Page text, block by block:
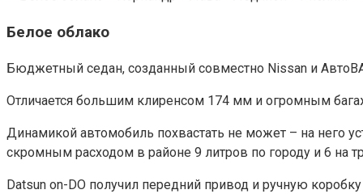
Белое облако
Бюджетный седан, созданный совместно Nissan и
Отличается большим клиренсом 174 мм и огромным
Динамикой автомобиль похвастать не может – на него
скромным расходом в районе 9 литров по городу и 6 на
Datsun on-DO получил передний привод и ручную